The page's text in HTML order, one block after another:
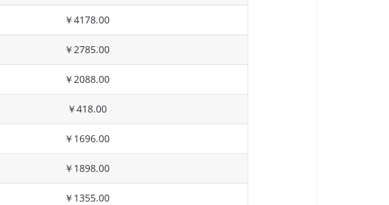
￥4178.00
￥2785.00
￥2088.00
￥418.00
￥1696.00
￥1898.00
￥1355.00